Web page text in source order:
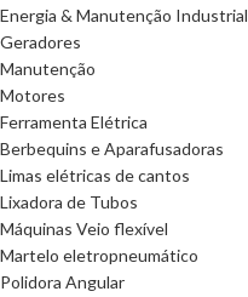
Energia & Manutenção Industrial
Geradores
Manutenção
Motores
Ferramenta Elétrica
Berbequins e Aparafusadoras
Limas elétricas de cantos
Lixadora de Tubos
Máquinas Veio flexível
Martelo eletropneumático
Polidora Angular